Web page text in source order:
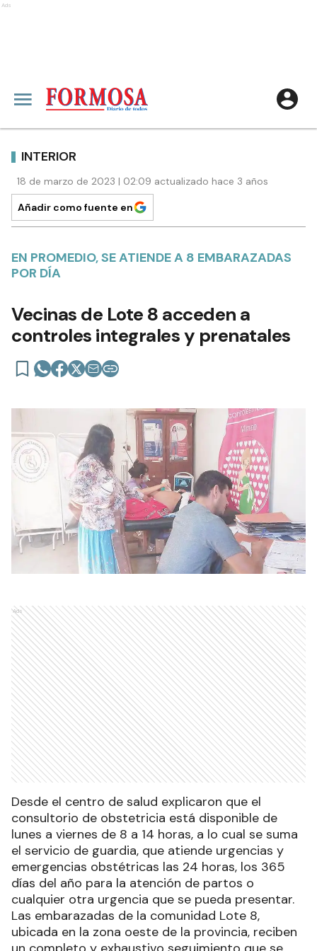
Ads
INTERIOR
18 de marzo de 2023 | 02:09 actualizado hace 3 años
Añadir como fuente en
EN PROMEDIO, SE ATIENDE A 8 EMBARAZADAS
POR DÍA
Vecinas de Lote 8 acceden a
controles integrales y prenatales
Ads
Desde el centro de salud explicaron que el
consultorio de obstetricia está disponible de
lunes a viernes de 8 a 14 horas, a lo cual se suma
el servicio de guardia, que atiende urgencias y
emergencias obstétricas las 24 horas, los 365
días del año para la atención de partos o
cualquier otra urgencia que se pueda presentar.
Las embarazadas de la comunidad Lote 8,
ubicada en la zona oeste de la provincia, reciben